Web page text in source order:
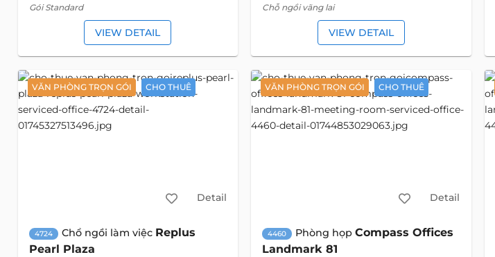
Gói Standard
VIEW DETAIL
Chỗ ngồi vãng lai
VIEW DETAIL
VĂN PHÒNG TRỌN GÓI CHO THUÊ
Detail
4724 Chổ ngồi làm việc Replus
Pearl Plaza
VĂN PHÒNG TRỌN GÓI CHO THUÊ
Detail
4460 Phòng họpCompass Offices
Landmark 81